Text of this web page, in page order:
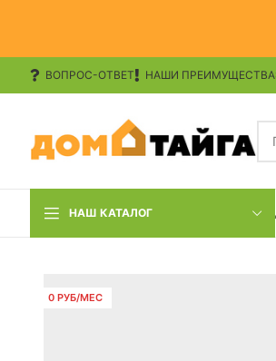
ВОПРОС-ОТВЕТ НАШИ ПРЕИМУЩЕСТВА
НАШ КАТАЛОГ
0 РУБ/МЕС